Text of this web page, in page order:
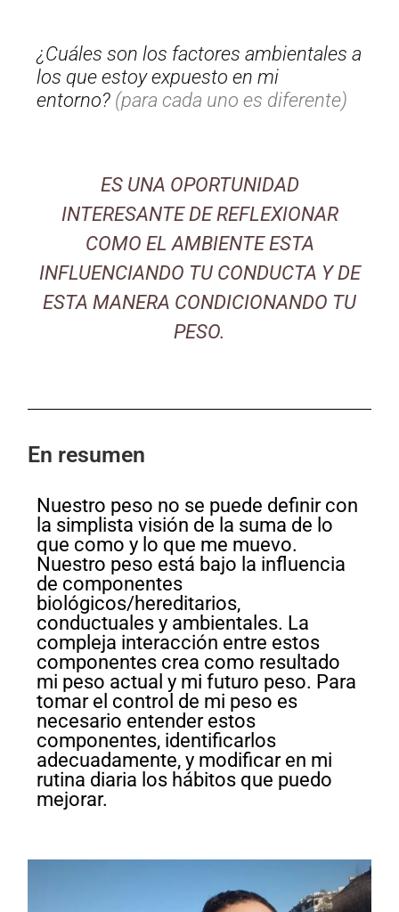
¿Cuáles son los factores ambientales a
los que estoy expuesto en mi
entorno? (para cada uno es diferente)
ES UNA OPORTUNIDAD
INTERESANTE DE REFLEXIONAR
COMO EL AMBIENTE ESTA
INFLUENCIANDO TU CONDUCTA Y DE
ESTA MANERA CONDICIONANDO TU
PESO.
En resumen
Nuestro peso no se puede definir con
la simplista visión de la suma de lo
que como y lo que me muevo.
Nuestro peso está bajo la influencia
de componentes
biológicos/hereditarios,
conductuales y ambientales. La
compleja interacción entre estos
componentes crea como resultado
mi peso actual y mi futuro peso. Para
tomar el control de mi peso es
necesario entender estos
componentes, identificarlos
adecuadamente, y modificar en mi
rutina diaria los hábitos que puedo
mejorar.